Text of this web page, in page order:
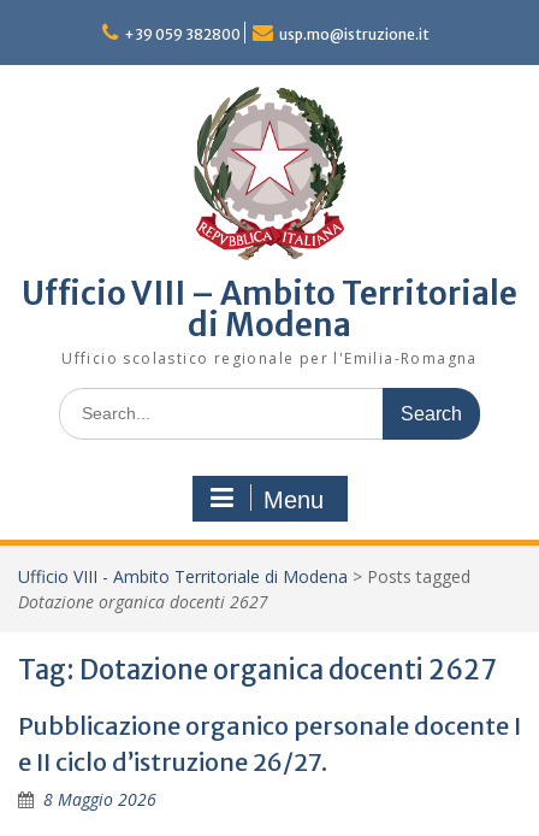
content
+39 059 382800 usp.mo@istruzione.it
Ufficio VIII – Ambito Territoriale
di Modena
Ufficio scolastico regionale per l'Emilia-Romagna
Search
for:
Menu
Ufficio VIII - Ambito Territoriale di Modena > Posts tagged
Dotazione organica docenti 2627
Tag: Dotazione organica docenti 2627
Pubblicazione organico personale docente I
e II ciclo d’istruzione 26/27.
8 Maggio 2026